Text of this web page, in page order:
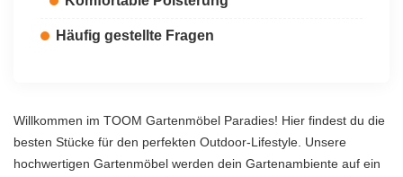
Häufig gestellte Fragen
Willkommen im TOOM Gartenmöbel Paradies! Hier findest du die
besten Stücke für den perfekten Outdoor-Lifestyle. Unsere
hochwertigen Gartenmöbel werden dein Gartenambiente auf ein